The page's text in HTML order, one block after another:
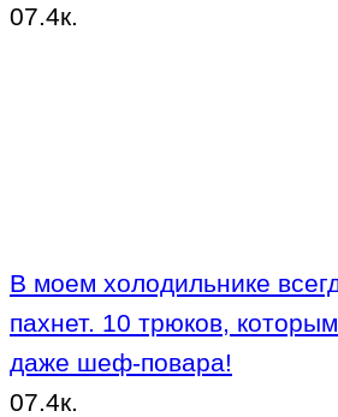
07.4к.
В моем холодильнике
пахнет. 10 трюков,
даже шеф-повара!
07.4к.